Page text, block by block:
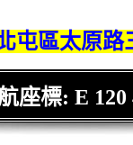
屯區太原路
座標: E